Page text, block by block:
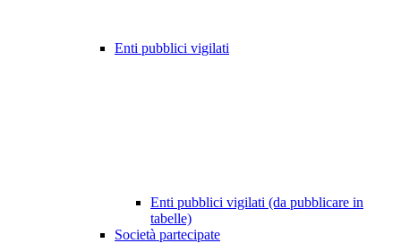
Enti pubblici vigilati
Enti pubblici vigilati (da pubblicare in
tabelle)
Società partecipate